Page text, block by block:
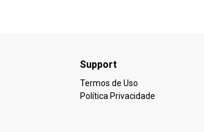
Support
Termos de Uso
Política Privacidade